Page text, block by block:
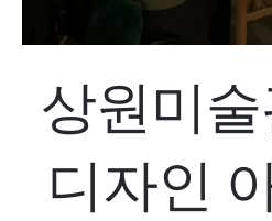
상원미술
디자인